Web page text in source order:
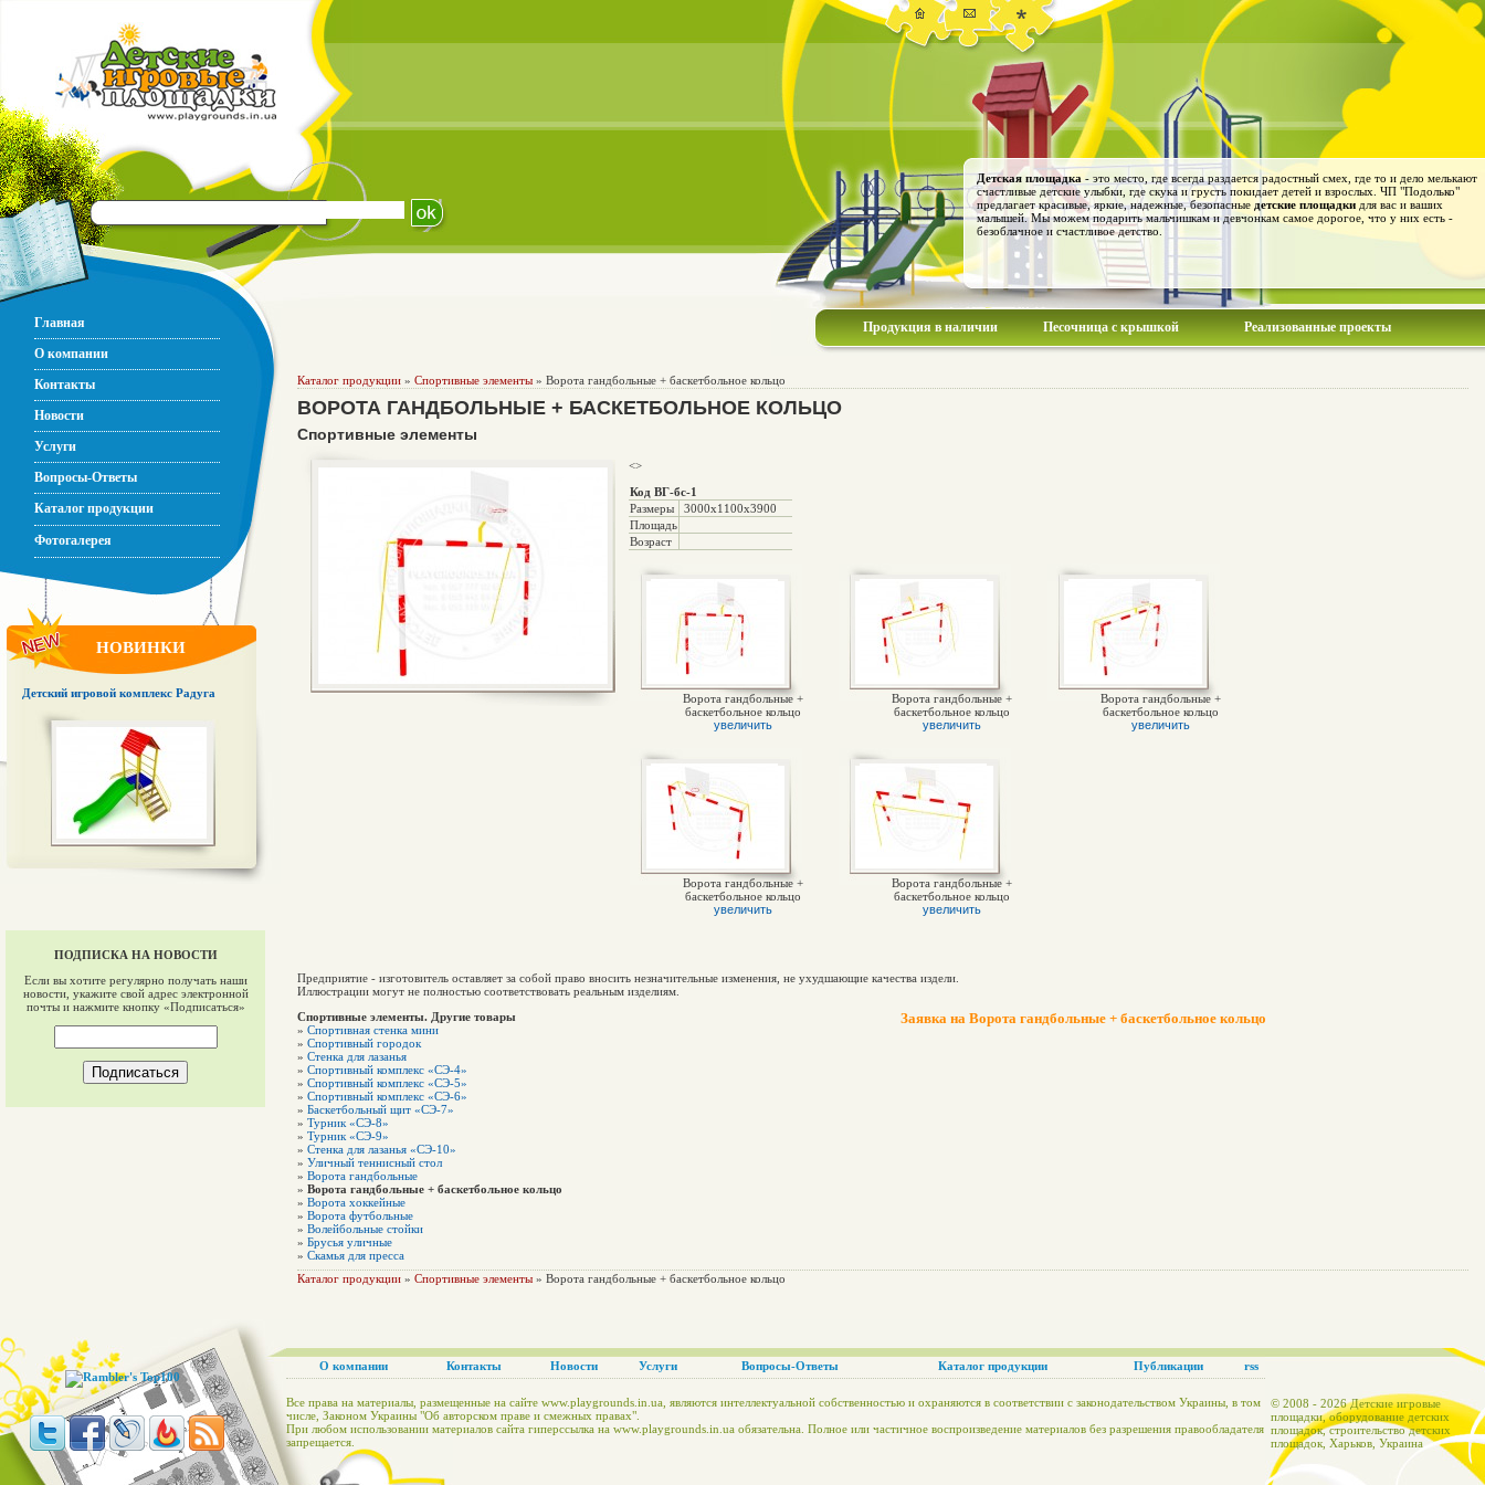
Детская площадка - это место, где всегда раздается радостный смех, где то и дело мелькают
счастливые детские улыбки, где скука и грусть покидает детей и взрослых. ЧП "Подолько"
предлагает красивые, яркие, надежные, безопасные детские площадки для вас и ваших
малышей. Мы можем подарить мальчишкам и девчонкам самое дорогое, что у них есть -
безоблачное и счастливое детство.
Главная
О компании
Контакты
Новости
Услуги
Вопросы-Ответы
Каталог продукции
Фотогалерея
НОВИНКИ
Детский игровой комплекс Радуга
ПОДПИСКА НА НОВОСТИ
Если вы хотите регулярно получать наши
новости, укажите свой адрес электронной
почты и нажмите кнопку «Подписаться»
Продукция в наличии Песочница с крышкой Реализованные проекты
Каталог продукции » Спортивные элементы » Ворота гандбольные + баскетбольное кольцо
ВОРОТА ГАНДБОЛЬНЫЕ + БАСКЕТБОЛЬНОЕ КОЛЬЦО
Спортивные элементы
<>
Код ВГ-бс-1
Размеры
3000х1100х3900
Площадь
Возраст
Ворота гандбольные +
баскетбольное кольцо
увеличить
Ворота гандбольные +
баскетбольное кольцо
увеличить
Ворота гандбольные +
баскетбольное кольцо
увеличить
Ворота гандбольные +
баскетбольное кольцо
увеличить
Ворота гандбольные +
баскетбольное кольцо
увеличить
Предприятие - изготовитель оставляет за собой право вносить незначительные изменения, не ухудшающие качества издели.
Иллюстрации могут не полностью соответствовать реальным изделиям.
Спортивные элементы. Другие товары
» Спортивная стенка мини
» Спортивный городок
» Стенка для лазанья
» Спортивный комплекс «СЭ-4»
» Спортивный комплекс «СЭ-5»
» Спортивный комплекс «СЭ-6»
» Баскетбольный щит «СЭ-7»
» Турник «СЭ-8»
» Турник «СЭ-9»
» Стенка для лазанья «СЭ-10»
» Уличный теннисный стол
» Ворота гандбольные
» Ворота гандбольные + баскетбольное кольцо
» Ворота хоккейные
» Ворота футбольные
» Волейбольные стойки
» Брусья уличные
» Скамья для пресса
Заявка на Ворота гандбольные + баскетбольное кольцо
Каталог продукции » Спортивные элементы » Ворота гандбольные + баскетбольное кольцо
О компании Контакты Новости Услуги Вопросы-Ответы Каталог продукции Публикации rss
Все права на материалы, размещенные на сайте www.playgrounds.in.ua, являются интеллектуальной собственностью и охраняются в соответствии с законодательством Украины, в том
числе, Законом Украины "Об авторском праве и смежных правах".
При любом использовании материалов сайта гиперссылка на www.playgrounds.in.ua обязательна. Полное или частичное воспроизведение материалов без разрешения правообладателя
запрещается.
© 2008 - 2026 Детские игровые
площадки, оборудование детских
площадок, строительство детских
площадок, Харьков, Украина